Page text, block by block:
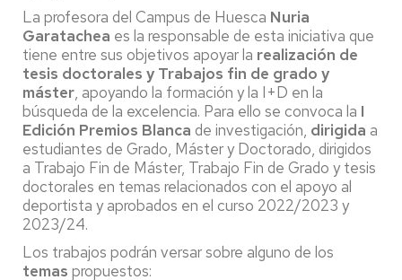
La profesora del Campus de Huesca Nuria
Garatachea es la responsable de esta iniciativa que
tiene entre sus objetivos apoyar la realización de
tesis doctorales y Trabajos fin de grado y
máster, apoyando la formación y la I+D en la
búsqueda de la excelencia. Para ello se convoca la I
Edición Premios Blanca de investigación, dirigida a
estudiantes de Grado, Máster y Doctorado, dirigidos
a Trabajo Fin de Máster, Trabajo Fin de Grado y tesis
doctorales en temas relacionados con el apoyo al
deportista y aprobados en el curso 2022/2023 y
2023/24.
Los trabajos podrán versar sobre alguno de los
temas propuestos: